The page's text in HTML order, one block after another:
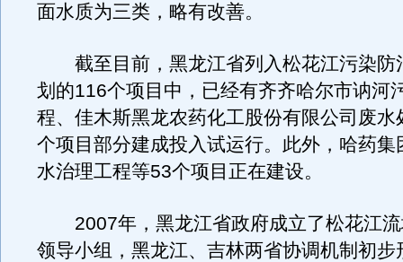
面水质为三类，略有改善。
截至目前，黑龙江省列入松花江污染防
划的116个项目中，已经有齐齐哈尔市讷河
程、佳木斯黑龙农药化工股份有限公司废水
个项目部分建成投入试运行。此外，哈药集
水治理工程等53个项目正在建设。
2007年，黑龙江省政府成立了松花江流
领导小组，黑龙江、吉林两省协调机制初步